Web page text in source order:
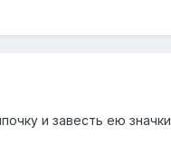
и завесть ею значки